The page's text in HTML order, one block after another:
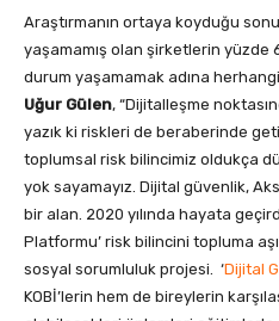
Araştırmanın ortaya koyduğu
yaşamamış olan şirketlerin yüzde
durum yaşamamak adına
Uğur Gülen, “Dijitalleşme
yazık ki riskleri de beraberinde
toplumsal risk bilincimiz oldukça
yok sayamayız. Dijital güvenlik,
bir alan. 2020 yılında hayata
Platformu’ risk bilincini topluma
sosyal sorumluluk projesi. ‘Dijital
KOBİ’lerin hem de bireylerin